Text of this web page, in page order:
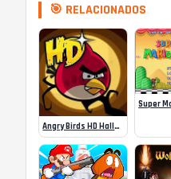
🎯 RELACIONADOS
Angry Birds HD Halloween